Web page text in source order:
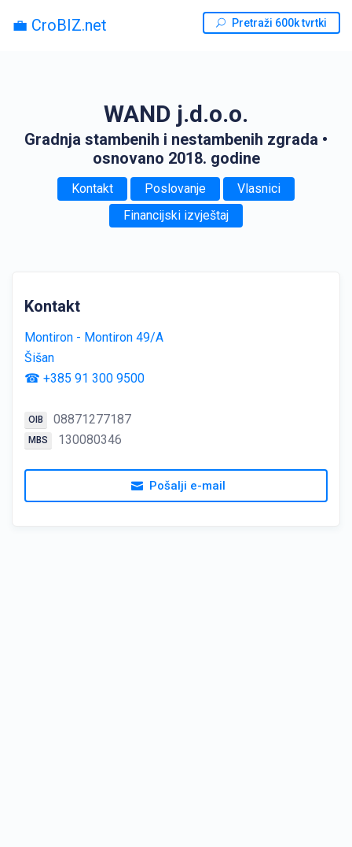
💼 CroBIZ.net Pretraži 600k tvrtki
WAND j.d.o.o.
Gradnja stambenih i nestambenih zgrada •
osnovano 2018. godine
Kontakt Poslovanje
Vlasnici
Financijski izvještaj
Kontakt
Montiron - Montiron 49/A
Šišan
☎ +385 91 300 9500
OIB 08871277187
MBS 130080346
Pošalji e-mail